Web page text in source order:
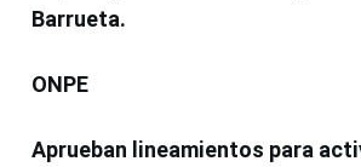
Barrueta.
ONPE
Aprueban lineamientos para